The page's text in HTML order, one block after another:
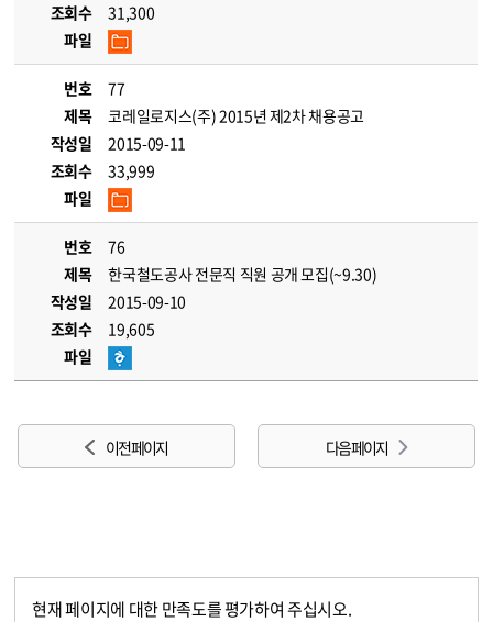
조회수
31,300
파일
번호
77
제목
코레일로지스(주) 2015년 제2차 채용공고
작성일
2015-09-11
조회수
33,999
파일
번호
76
제목
한국철도공사 전문직 직원 공개 모집(~9.30)
작성일
2015-09-10
조회수
19,605
파일
이전 페이지 다음 페이지
현재 페이지에 대한 만족도를 평가하여 주십시오.